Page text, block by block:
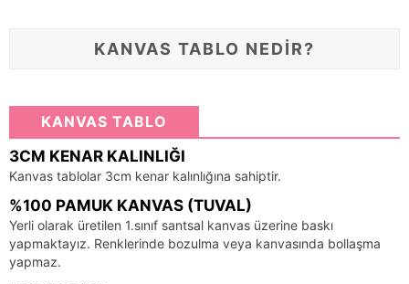
KANVAS TABLO NEDİR?
KANVAS TABLO
3CM KENAR KALINLIĞI
Kanvas tablolar 3cm kenar kalınlığına sahiptir.
%100 PAMUK KANVAS (TUVAL)
Yerli olarak üretilen 1.sınıf santsal kanvas üzerine baskı
yapmaktayız. Renklerinde bozulma veya kanvasında bollaşma
yapmaz.